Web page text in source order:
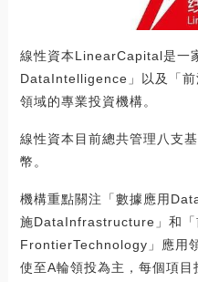
線性資本LinearCapital是一
DataIntelligence」以及「
領域的專業投資機構。
線性資本目前總共管理八支
幣。
機構重點關注「數據應用
施DataInfrastructure」和「
FrontierTechnology」應用
使至A輪領投為主，每個項